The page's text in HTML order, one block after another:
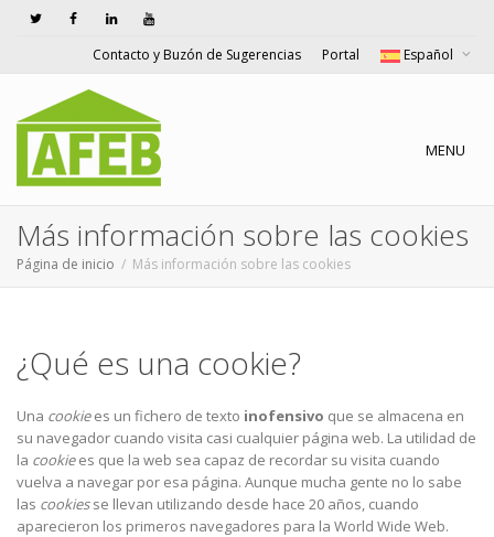
Contacto y Buzón de Sugerencias Portal Español
Cambiar
MENU
Más información sobre las cookies
Página de inicio Más información sobre las cookies
¿Qué es una cookie?
Una cookiees un fichero de texto inofensivo que se almacena en
su navegador cuando visita casi cualquier página web. La utilidad de
la cookiees que la web sea capaz de recordar su visita cuando
vuelva a navegar por esa página. Aunque mucha gente no lo sabe
las cookiesse llevan utilizando desde hace 20 años, cuando
aparecieron los primeros navegadores para la World Wide Web.